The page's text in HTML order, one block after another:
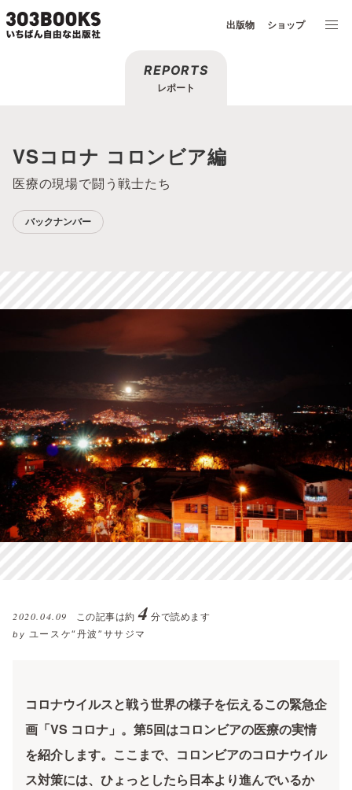
出版物 ショップ
REPORTS
レポート
VSコロナ コロンビア編
医療の現場で闘う戦士たち
バックナンバー
2020.04.09 この記事は約 4 分で読めます
by ユースケ“丹波”ササジマ
コロナウイルスと戦う世界の様子を伝えるこの緊急企
画「VS コロナ」。第5回はコロンビアの医療の実情
を紹介します。ここまで、コロンビアのコロナウイル
ス対策には、ひょっとしたら日本より進んでいるか